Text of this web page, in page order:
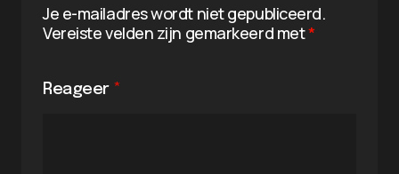
Je e-mailadres wordt niet gepubliceerd.
Vereiste velden zijn gemarkeerd met*
Reageer *